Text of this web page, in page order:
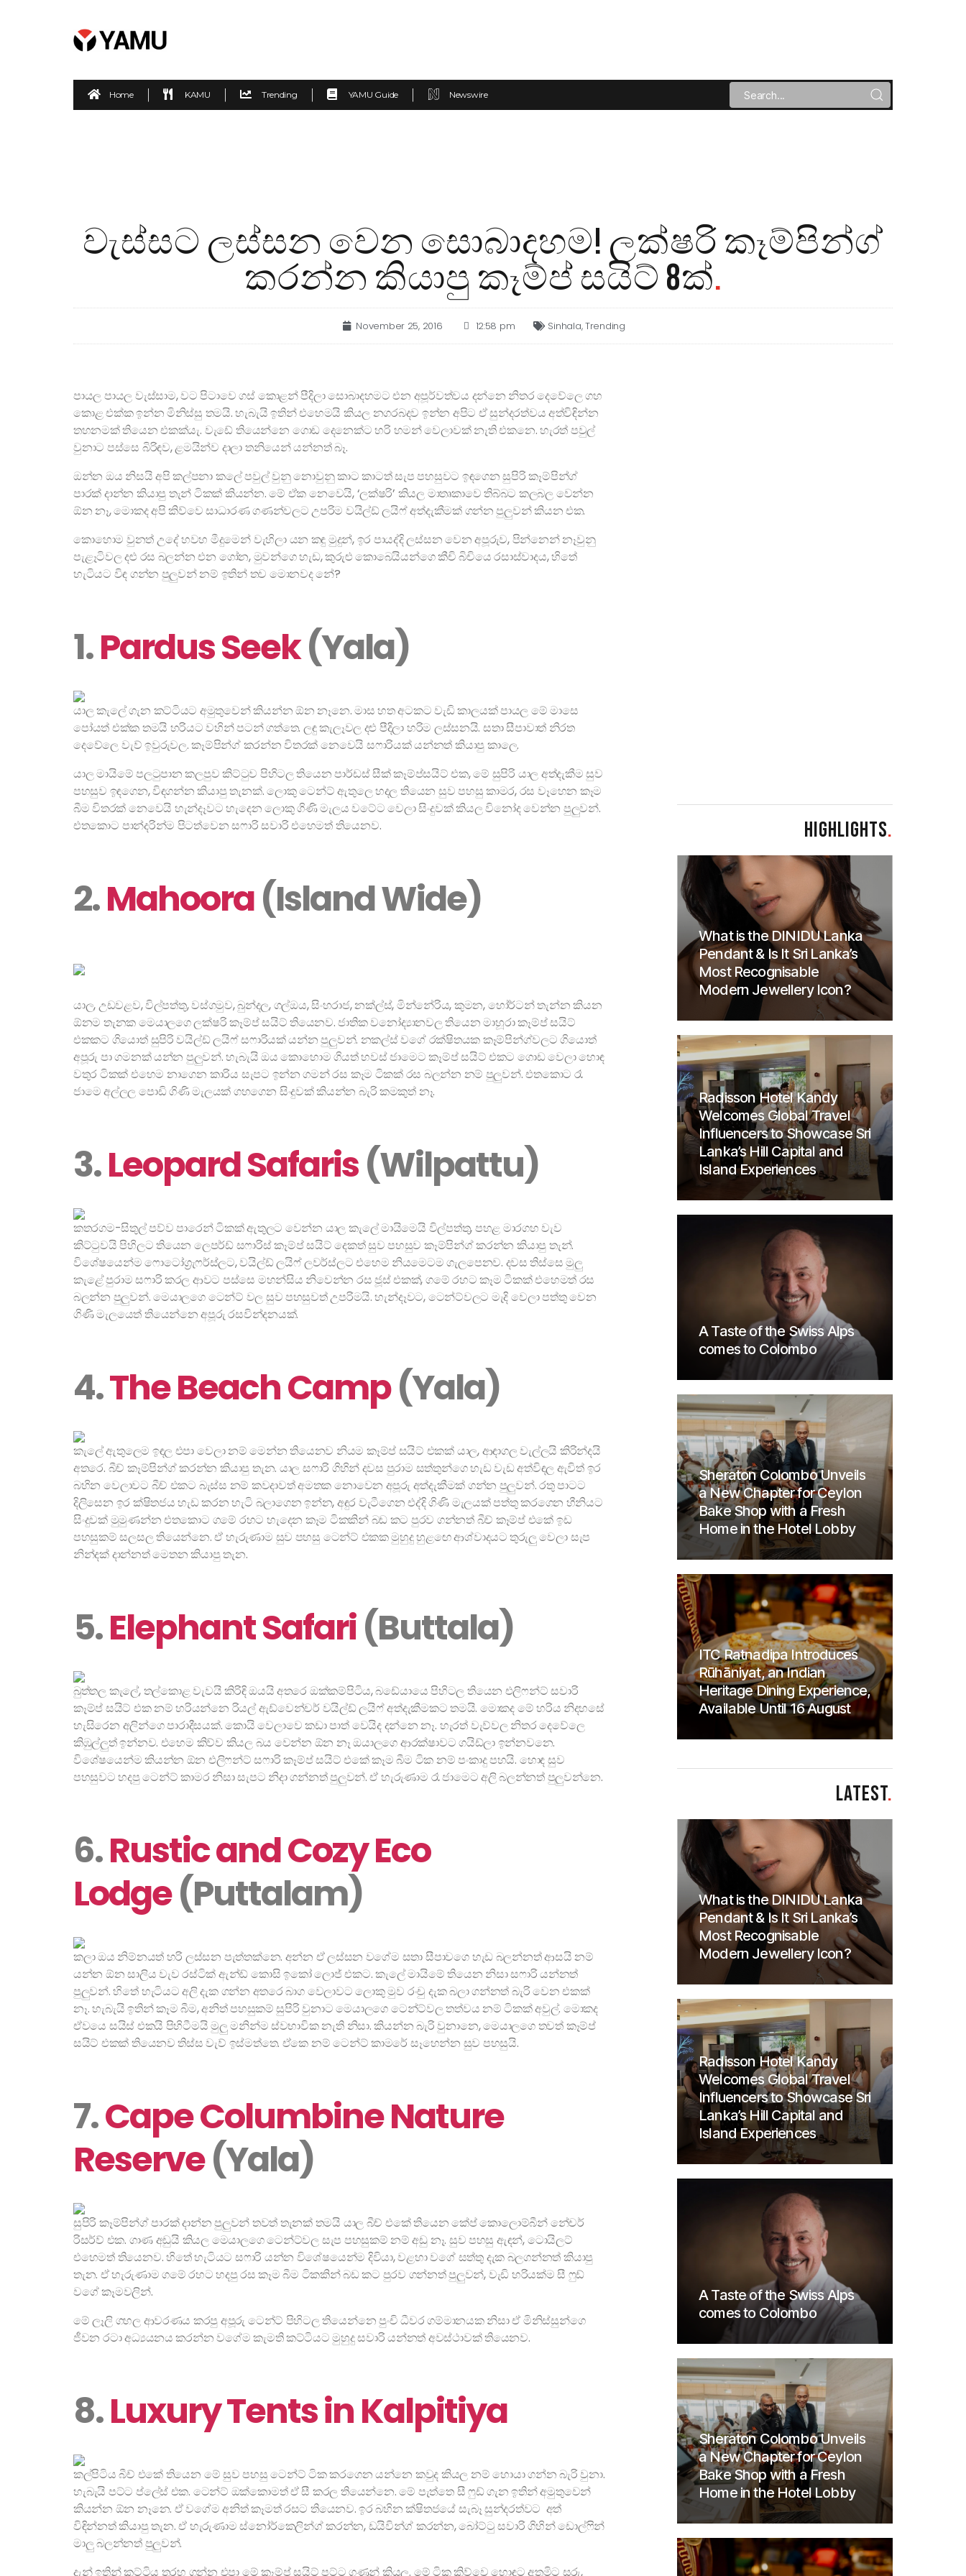
Home KAMU Trending YAMU Guide Newswire
වැස්සට ලස්සන වෙන සොබාදහම! ලක්ෂරි කෑම්පින්ග්
කරන්න කියාපු කෑම්ප් සයිට් 8ක්.
November 25, 2016 12:58 pm Sinhala,Trending
පායල පායල වැස්සාම, වට පිටාවෙ ගස් කොළන් පීදිලා සොබාදහමට එන අපූර්වත්වය දන්නෙ නිතර දෙවේලෙ ගහ
කොළ එක්ක ඉන්න මිනිස්සු තමයි. හැබැයි ඉතින් එහෙමයි කියල නගරබදව ඉන්න අපිට ඒ සුන්දරත්වය අත්විඳින්න
තහනමක් තියෙන එකක්යැ. වැඩේ තියෙන්නෙ ගොඩ දෙනෙක්ට හරි හමන් වෙලාවක් නැති එකනෙ. හැරත් පවුල්
වුනාට පස්සෙ බිරිඳව, ළමයින්ව දාලා තනියෙන් යන්නත් බෑ.
ඔන්න ඔය නිසයි අපි කල්පනා කලේ පවුල් වුනු නොවුනු කාට කාටත් සැප පහසුවට ඉඳගෙන සුපිරි කෑම්පින්ග්
පාරක් දාන්න කියාපු තැන් ටිකක් කියන්න. මේ ඒක නෙවෙයි, ‘ලක්ෂරි’ කියල මාතෘකාවෙ තිබ්බට කලබල වෙන්න
ඕන නෑ, මොකද අපි කිව්වෙ සාධාරණ ගණන්වලට උපරිම වයිල්ඩ් ලයිෆ් අත්දැකීමක් ගන්න පුලුවන් කියන එක.
කොහොම වුනත් උදේ හවහ මීදුමෙන් වැහිලා යන කඳු මුදුන්, ඉර පායද්දි ලස්සන වෙන අපූරුව, පින්නෙන් නෑවුනු
පැළෑටිවල දළු රස බලන්න එන ගෝන, මුවන්ගෙ හැඩ, කුරුළු කොබෙයියන්ගෙ කීචි බිචියෙ රසාස්වාදය, හිතේ
හැටියට විඳ ගන්න පුලුවන් නම් ඉතින් තව මොනවද නේ?
1.Pardus Seek(Yala)
යාල කැලේ ගැන කට්ටියට අමුතුවෙන් කියන්න ඕන නෑනෙ. මාස හත අටකට වැඩි කාලයක් පායල මේ මාසෙ
පෝයත් එක්ක තමයි හරියට වහින් පටන් ගත්තෙ. ලඳු කැලෑවල දළු පීදිලා හරිම ලස්සනයි. සතා සීපාවාත් නිරත
දෙවේලෙ වැව් ඉවුරුවල. කෑම්පින්ග් කරන්න විතරක් නෙවෙයි සෆාරියක් යන්නත් කියාපු කාලෙ.
යාල මායිමේ පලටුපාන කලපුව කිට්ටුව පිහිටල තියෙන පාර්ඩස් සීක් කෑම්ප්සයිට් එක, මේ සුපිරි යාල අත්දැකීම සුව
පහසුව ඉඳගෙන, විඳගන්න කියාපු තැනක්. ලොකු ටෙන්ට් ඇතුලෙ හදල තියෙන සුව පහසු කාමර, රස වෑහෙන කෑම
බීම විතරක් නෙවෙයි හැන්දෑවට හැදෙන ලොකු ගිණි මැලය වටේට වෙලා සිංදුවක් කියල විනෝද වෙන්න පුලුවන්.
එතකොට පාන්දරින්ම පිටත්වෙන සෆාරි සවාරි එහෙමත් තියෙනව.
2.Mahoora(Island Wide)
යාල, උඩවළව, විල්පත්තු, වස්ගමුව, බුන්දල, ගල්ඔය, සිංහරාජ, නක්ල්ස්, මින්නේරිය, කුමන, හෝර්ටන් තැන්න කියන
ඕනම තැනක මෙයාලගෙ ලක්ෂරි කෑම්ප් සයිට් තියෙනව. ජාතික වනෝද්‍යානවල තියෙන මාහූරා කෑම්ප් සයිට්
එකකට ගියොත් සුපිරි වයිල්ඩ් ලයිෆ් සෆාරියක් යන්න පුලුවන්. නකල්ස් වගේ රක්ෂිතයක කෑම්පින්ග්වලට ගියොත්
අපූරු පා ගමනක් යන්න පුලුවන්. හැබැයි ඔය කොහොම ගියත් හවස් ජාමෙට කෑම්ප් සයිට් එකට ගොඩ වෙලා හොඳ
වතුර ටිකක් එහෙම නාගෙන කාරිය සැපට ඉන්න ගමන් රස කෑම ටිකක් රස බලන්න නම් පුලුවන්. එතකොට රෑ
ජාමෙ අල්ලල පොඩි ගිණි මැලයක් ගහගෙන සිංදුවක් කියන්න බැරි කමකුත් නෑ.
3.Leopard Safaris(Wilpattu)
කතරගම-සිතුල් පව්ව පාරෙන් ටිකක් ඇතුලට වෙන්න යාල කැලේ මායිමෙයි විල්පත්තු, පහළ මාරගහ වැව
කිට්ටුවයි පිහිලට තියෙන ලෙපර්ඩ් සෆාරිස් කෑම්ප් සයිට් දෙකත් සුව පහසුව කෑම්පින්ග් කරන්න කියාපු තැන්.
විශේෂයෙන්ම ෆොටෝග්‍රැෆර්ස්ලට, වයිල්ඩ් ලයිෆ් ලවර්ස්ලට එහෙම නියමෙටම ගැලපෙනව. දවස තිස්සෙ මුලු
කැළේ පුරාම සෆාරි කරල ආවට පස්සෙ මහන්සිය නිවෙන්න රස ජූස් එකක්, ගමේ රහට කෑම ටිකක් එහෙමත් රස
බලන්න පුලුවන්. මෙයාලගෙ ටෙන්ට් වල සුව පහසුවත් උපරිමයි. හැන්දෑවට, ටෙන්ට්වලට මැදි වෙලා පත්තු වෙන
ගිණි මැලයෙත් තියෙන්නෙ අපූරු රසවින්දනයක්.
4.The Beach Camp(Yala)
කැලේ ඇතුලෙම ඉඳල එපා වෙලා නම් මෙන්න තියෙනව නියම කෑම්ප් සයිට් එකක් යාල, ආඳාගල වැල්ලයි කිරින්දයි
අතරෙ. බීච් කෑම්පින්ග් කරන්න කියාපු තැන. යාල සෆාරි ගිහින් දවස පුරාම සත්තුන්ගෙ හැඩ වැඩ අත්විඳල ඇවිත් ඉර
බහින වෙලාවට බීච් එකට බැස්ස නම් කවදාවත් අමතක නොවෙන අපූරු අත්දැකීමක් ගන්න පුලුවන්. රතු පාටට
දිලිසෙන ඉර ක්ෂිතජය හැඩ කරන හැටි බලාගෙන ඉන්න, අඳුර වැටීගෙන එද්දි ගිණි මැලයක් පත්තු කරගෙන හීනියට
සිංදුවක් මුමුණන්න එතකොට ගමේ රහට හැදෙන කෑම ටිකකින් බඩ කට පුරව ගන්නත් බීච් කෑම්ප් එකේ ඉඩ
පහසුකම් සලසල තියෙන්නෙ. ඒ හැරුණාම සුව පහසු ටෙන්ට් එකක මුහුදු හුළඟෙ ආශ්වාදයට තුරුලු වෙලා සැප
නින්දක් දාන්නත් මෙතන කියාපු තැන.
5.Elephant Safari(Buttala)
බුත්තල කැලේ, තල්කොළ වැවයි කිරිඳි ඔයයි අතරෙ ඔක්කම්පිටිය, බඩේයායෙ පිහිටල තියෙන එලිෆන්ට් සවාරි
කෑම්ප් සයිට් එක නම් හරියන්නෙ රියල් ඇඩ්වෙන්චර් වයිල්ඩ් ලයිෆ් අත්දැකීමකට තමයි. මොකද මේ හරිය නිදහසේ
හැසිරෙන අලින්ගෙ පාරාදීසයක්. කොයි වෙලාවෙ කඩා පාත් වෙයිද දන්නෙ නෑ. හැරත් වැව්වල නිතර දෙවේලෙ
කිඹුල්ලුත් ඉන්නව. එහෙම කිව්ව කියල බය වෙන්න ඕන නෑ ඔයාලගෙ ආරක්ෂාවට ගයිඩ්ලා ඉන්නවනෙ.
විශේෂයෙන්ම කියන්න ඕන එලිෆන්ට් සෆාරි කෑම්ප් සයිට් එකේ කෑම බීම ටික නම් පංකාදු පහයි. හොඳ සුව
පහසුවට හදපු ටෙන්ට් කාමර නිසා සැපට නිදා ගන්නත් පුලුවන්. ඒ හැරුණාම රෑ ජාමෙට අලි බලන්නත් පුලුවන්නෙ.
6.Rustic and Cozy Eco
Lodge(Puttalam)
කලා ඔය නිම්නයත් හරි ලස්සන පැත්තක්නෙ. අන්න ඒ ලස්සන වගේම සතා සීපාවගෙ හැඩ බලන්නත් ආසයි නම්
යන්න ඕන සාලිය වැව රස්ටික් ඇන්ඩ් කොසි ඉකෝ ලොජ් එකට. කැලේ මායිමේ තියෙන නිසා සෆාරි යන්නත්
පුලුවන්. හිතේ හැටියට අලි දැක ගන්න අතරෙ බාග වෙලාවට ලොකු මුව රංචු දැක බලා ගන්නත් බැරි වෙන එකක්
නෑ. හැබැයි ඉතින් කෑම බීම, අනිත් පහසුකම් සුපිරි වුනාට මෙයාලගෙ ටෙන්ට්වල තත්වය නම් ටිකක් අවුල්. මොකද
ඒවයෙ සයිස් එකයි පිහිටීමයි මුලු මනින්ම ස්වභාවික නැති නිසා. කියන්න බැරි වුනානෙ, මෙයාලගෙ තවත් කෑම්ප්
සයිට් එකක් තියෙනව තිස්ස වැව් ඉස්මත්තෙ. ඒකෙ නම් ටෙන්ට් කාමරේ සෑහෙන්න සුව පහසුයි.
7.Cape Columbine Nature
Reserve(Yala)
සුපිරි කෑම්පින්ග් පාරක් දාන්න පුලුවන් තවත් තැනක් තමයි යාල බීච් එකේ තියෙන කේප් කොලොම්බීන් නේචර්
රිසර්ව් එක. ගාණ අඩුයි කියල මෙයාලගෙ ටෙන්ට්වල සැප පහසුකම් නම් අඩු නෑ. සුව පහසු ඇඳන්, ටොයිලට්
එහෙමත් තියෙනව. හිතේ හැටියට සෆාරි යන්න විශේෂයෙන්ම දිවියා, වළහා වගේ සත්තු දැක බලගන්නත් කියාපු
තැන. ඒ හැරුණාම ගමේ රහට හදපු රස කෑම බීම ටිකකින් බඩ කට පුරව ගන්නත් පුලුවන්, වැඩි හරියක්ම සී ෆුඩ්
වගේ කෑමවලින්.
මේ ලෑලි ගහල ආවරණය කරපු අපූරු ටෙන්ට් පිහිටල තියෙන්නෙ පුංචි ධීවර ගම්මානයක නිසා ඒ මිනිස්සුන්ගෙ
ජීවන රටා අධ්‍යයනය කරන්න වගේම කැමති කට්ටියට මුහුදු සවාරි යන්නත් අවස්ථාවක් තියෙනව.
8.Luxury Tents in Kalpitiya
කල්පිටිය බීච් එකේ තියෙන මේ සුව පහසු ටෙන්ට් ටික කරගෙන යන්නෙ කවුද කියල නම් හොයා ගන්න බැරි වුනා.
හැබැයි පට්ට ප්ලේස් එක. ටෙන්ට් ඔක්කොමත් ඒ සී කරල තියෙන්නෙ. මේ පැත්තෙ සී ෆුඩ් ගැන ඉතින් අමුතුවෙන්
කියන්න ඕන නෑනෙ. ඒ වගේම අනිත් කෑමත් රසට තියෙනව. ඉර බහින ක්ෂිතජයේ සැබෑ සුන්දරත්වට අත්
විඳින්නත් කියාපු තැන. ඒ හැරුණාම ස්නෝර්කෙලින්ග් කරන්න, ඩයිවින්ග් කරන්න, බෝට්ටු සවාරි ගිහින් ඩොල්ෆින්
මාලු බලන්නත් පුලුවන්.
දැන් ඉතින් කට්ටිය තරහ ගන්න එපා මේ කෑම්ප් සයිට් පට්ට ගණන් කියල. මේ ටික කිව්වෙ හොඳට අතමිට සරු,
HIGHLIGHTS.
What is the DINIDU Lanka
Pendant & Is It Sri Lanka’s
Most Recognisable
Modern Jewellery Icon?
Radisson Hotel Kandy
Welcomes Global Travel
Influencers to Showcase Sri
Lanka’s Hill Capital and
Island Experiences
A Taste of the Swiss Alps
comes to Colombo
Sheraton Colombo Unveils
a New Chapter for Ceylon
Bake Shop with a Fresh
Home in the Hotel Lobby
ITC Ratnadipa Introduces
Rūhāniyat, an Indian
Heritage Dining Experience,
Available Until 16 August
LATEST.
What is the DINIDU Lanka
Pendant & Is It Sri Lanka’s
Most Recognisable
Modern Jewellery Icon?
Radisson Hotel Kandy
Welcomes Global Travel
Influencers to Showcase Sri
Lanka’s Hill Capital and
Island Experiences
A Taste of the Swiss Alps
comes to Colombo
Sheraton Colombo Unveils
a New Chapter for Ceylon
Bake Shop with a Fresh
Home in the Hotel Lobby